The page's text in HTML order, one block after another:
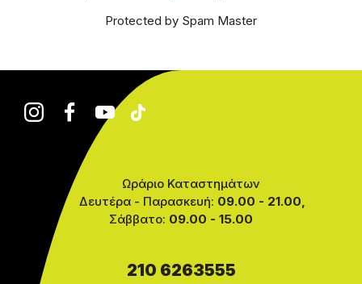
Protected by Spam Master
Ωράριο Καταστημάτων
Δευτέρα - Παρασκευή: 09.00 - 21.00,
Σάββατο: 09.00 - 15.00
210 6263555